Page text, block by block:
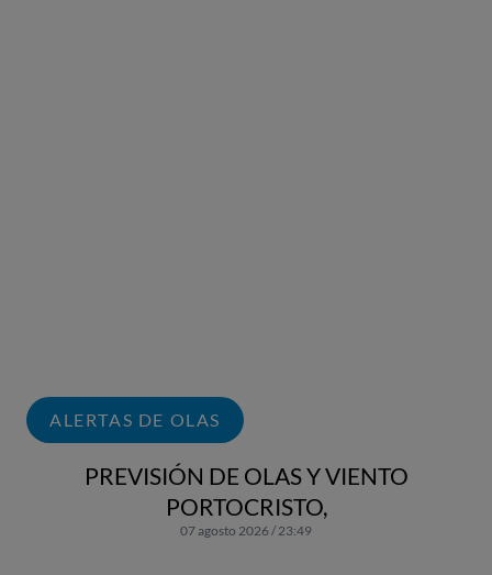
ALERTAS DE OLAS
PREVISIÓN DE OLAS Y VIENTO
PORTOCRISTO,
07 agosto 2026 / 23:49